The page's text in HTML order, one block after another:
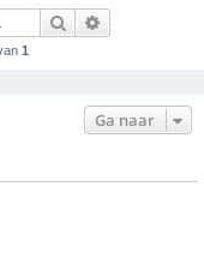
Zoek
1
Ga naar